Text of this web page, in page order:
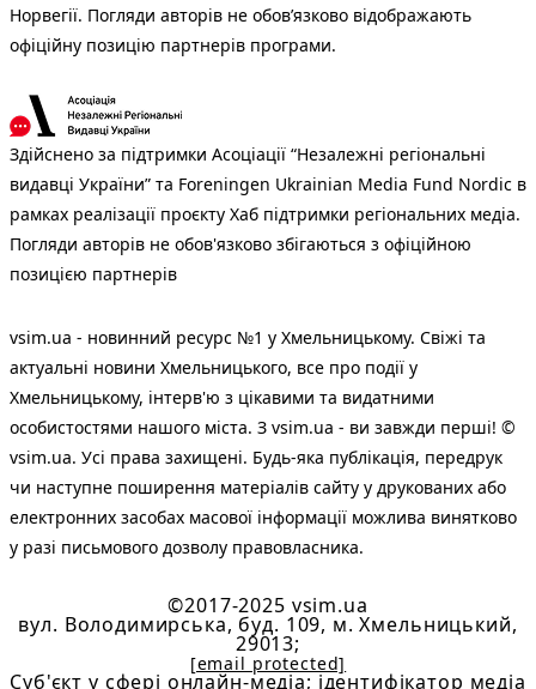
Норвегії. Погляди авторів не обов’язково відображають
офіційну позицію партнерів програми.
Здійснено за підтримки Асоціації “Незалежні регіональні
видавці України” та Foreningen Ukrainian Media Fund Nordic в
рамках реалізації проєкту Хаб підтримки регіональних медіа.
Погляди авторів не обов'язково збігаються з офіційною
позицією партнерів
vsim.ua - новинний ресурс №1 у Хмельницькому. Свіжі та
актуальні новини Хмельницького, все про події у
Хмельницькому, інтерв'ю з цікавими та видатними
особистостями нашого міста. З vsim.ua - ви завжди перші! ©
vsim.ua. Усі права захищені. Будь-яка публiкацiя, передрук
чи наступне поширення матеріалів сайту у друкованих або
електронних засобах масової інформації можлива винятково
у разі письмового дозволу правовласника.
©2017-2025 vsim.ua
вул. Володимирська, буд. 109, м. Хмельницький,
29013;
[email protected]
Cуб'єкт у сфері онлайн-медіа; ідентифікатор медіа